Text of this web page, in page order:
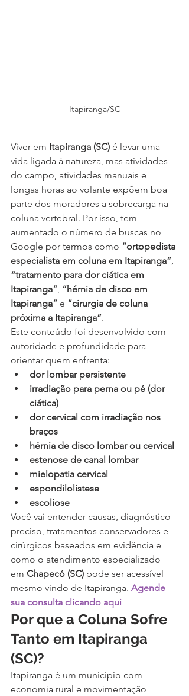
Itapiranga/SC
Viver em Itapiranga (SC) é levar uma
vida ligada à natureza, mas atividades
do campo, atividades manuais e
longas horas ao volante expõem boa
parte dos moradores a sobrecarga na
coluna vertebral. Por isso, tem
aumentado o número de buscas no
Google por termos como “ortopedista
especialista em coluna em Itapiranga”,
“tratamento para dor ciática em
Itapiranga”, “hérnia de disco em
Itapiranga” e “cirurgia de coluna
próxima a Itapiranga”.
Este conteúdo foi desenvolvido com
autoridade e profundidade para
orientar quem enfrenta:
dor lombar persistente
irradiação para perna ou pé (dor
ciática)
dor cervical com irradiação nos
braços
hérnia de disco lombar ou cervical
estenose de canal lombar
mielopatia cervical
espondilolistese
escoliose
Você vai entender causas, diagnóstico
preciso, tratamentos conservadores e
cirúrgicos baseados em evidência e
como o atendimento especializado
em Chapecó (SC) pode ser acessível
mesmo vindo de Itapiranga. Agende
sua consulta clicando aqui
Por que a Coluna Sofre
Tanto em Itapiranga
(SC)?
Itapiranga é um município com
economia rural e movimentação